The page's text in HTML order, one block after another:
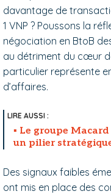
davantage de
1 VNP ? Poussons la
négociation en BtoB
au détriment du cœur
particulier représente
d’affaires.
Le groupe
un pilier
Des signaux faibles
ont mis en place des